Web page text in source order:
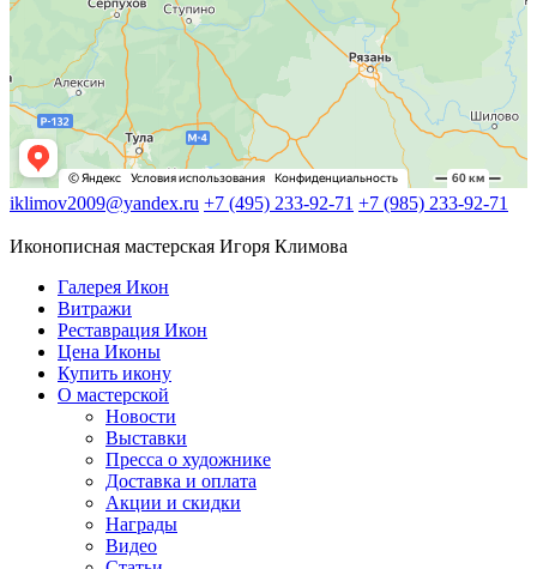
iklimov2009@yandex.ru +7 (495) 233-92-71 +7 (985) 233-92-71
Иконописная мастерская Игоря Климова
Галерея Икон
Витражи
Реставрация Икон
Цена Иконы
Купить икону
О мастерской
Новости
Выставки
Пресса о художнике
Доставка и оплата
Акции и скидки
Награды
Видео